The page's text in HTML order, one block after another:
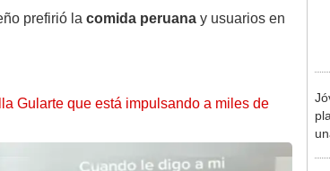
prefirió la comida peruana y usuarios en
Gularte que está impulsando a miles de